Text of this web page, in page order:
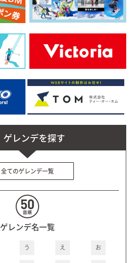
全てのゲレンデ一覧
ゲレンデ名一覧
う え お